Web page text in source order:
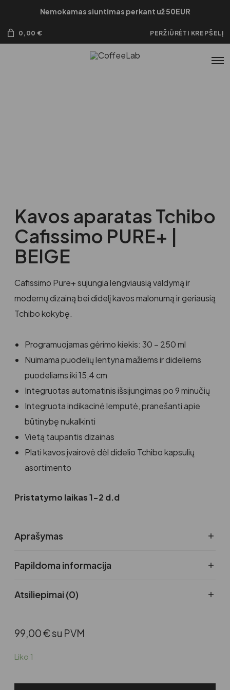
Nemokamas siuntimas perkant už 50EUR
0,00 € PERŽIŪRĖTI KREPŠELĮ
Kavos aparatas Tchibo
Cafissimo PURE+ |
BEIGE
Cafissimo Pure+ sujungia lengviausią valdymą ir
modernų dizainą bei didelį kavos malonumą ir geriausią
Tchibo kokybę.
Programuojamas gėrimo kiekis: 30 – 250 ml
Nuimama puodelių lentyna mažiems ir dideliems
puodeliams iki 15,4 cm
Integruotas automatinis išsijungimas po 9 minučių
Integruota indikacinė lemputė, pranešanti apie
būtinybę nukalkinti
Vietą taupantis dizainas
Plati kavos įvairovė dėl didelio Tchibo kapsulių
asortimento
Pristatymo laikas 1-2 d.d
Aprašymas
Papildoma informacija
Atsiliepimai (0)
99,00€su PVM
Liko 1